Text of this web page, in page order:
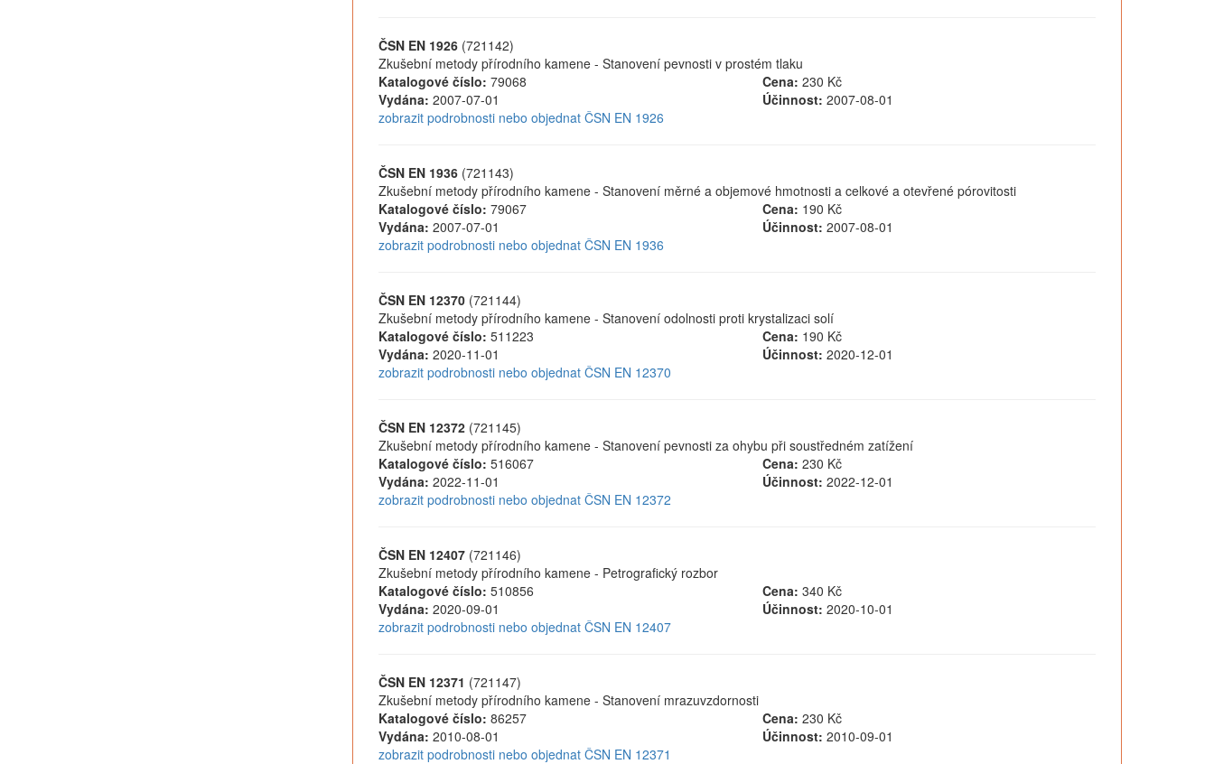
ČSN EN 1926(721142)
Zkušební metody přírodního kamene - Stanovení pevnosti v prostém tlaku
Katalogové číslo: 79068 Cena: 230 Kč
Vydána: 2007-07-01 Účinnost: 2007-08-01
zobrazit podrobnosti nebo objednat ČSN EN 1926
ČSN EN 1936(721143)
Zkušební metody přírodního kamene - Stanovení měrné a objemové hmotnosti a celkové a otevřené pórovitosti
Katalogové číslo: 79067 Cena: 190 Kč
Vydána: 2007-07-01 Účinnost: 2007-08-01
zobrazit podrobnosti nebo objednat ČSN EN 1936
ČSN EN 12370(721144)
Zkušební metody přírodního kamene - Stanovení odolnosti proti krystalizaci solí
Katalogové číslo: 511223 Cena: 190 Kč
Vydána: 2020-11-01 Účinnost: 2020-12-01
zobrazit podrobnosti nebo objednat ČSN EN 12370
ČSN EN 12372(721145)
Zkušební metody přírodního kamene - Stanovení pevnosti za ohybu při soustředném zatížení
Katalogové číslo: 516067 Cena: 230 Kč
Vydána: 2022-11-01 Účinnost: 2022-12-01
zobrazit podrobnosti nebo objednat ČSN EN 12372
ČSN EN 12407(721146)
Zkušební metody přírodního kamene - Petrografický rozbor
Katalogové číslo: 510856 Cena: 340 Kč
Vydána: 2020-09-01 Účinnost: 2020-10-01
zobrazit podrobnosti nebo objednat ČSN EN 12407
ČSN EN 12371 (721147)
Zkušební metody přírodního kamene - Stanovení mrazuvzdornosti
Katalogové číslo: 86257 Cena: 230 Kč
Vydána: 2010-08-01 Účinnost: 2010-09-01
zobrazit podrobnosti nebo objednat ČSN EN 12371